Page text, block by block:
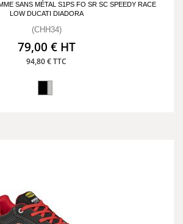
SANS MÉTAL S1PS FO SR SC SPEEDY RACE
LOW DUCATI DIADORA
(CHH34)
79,00 € HT
94,80 € TTC